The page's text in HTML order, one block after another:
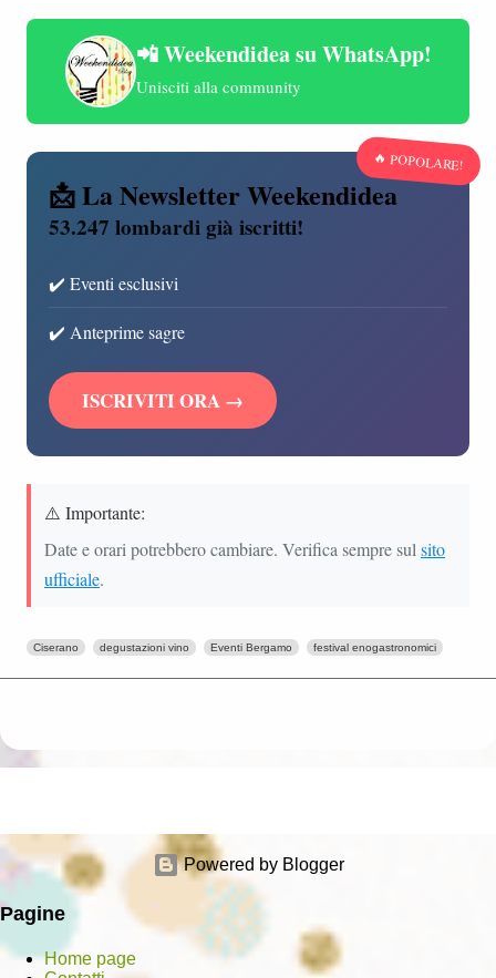
📲 Weekendidea su WhatsApp!
Unisciti alla community
🔥 POPOLARE!
📩 La Newsletter Weekendidea
53.247 lombardi già iscritti!
✔️ Eventi esclusivi
✔️ Anteprime sagre
ISCRIVITI ORA →
⚠️ Importante:
Date e orari potrebbero cambiare. Verifica sempre sulsito
ufficiale.
Ciserano degustazioni vino Eventi Bergamo festival enogastronomici
Powered by Blogger
Pagine
Home page